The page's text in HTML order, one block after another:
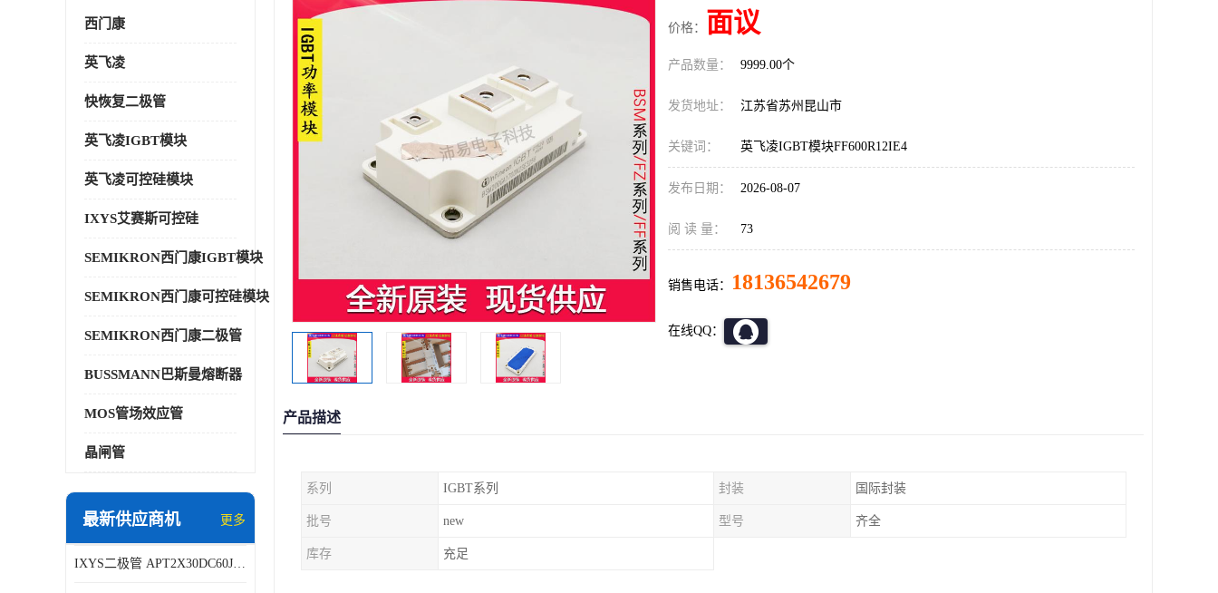
西门康
英飞凌
快恢复二极管
英飞凌IGBT模块
英飞凌可控硅模块
IXYS艾赛斯可控硅
SEMIKRON西门康IGBT模块
SEMIKRON西门康可控硅模块
SEMIKRON西门康二极管
BUSSMANN巴斯曼熔断器
MOS管场效应管
晶闸管
最新供应商机 更多
IXYS二极管 APT2X30DC60J 结构简单
价格： 面议
产品数量： 9999.00个
发货地址： 江苏省苏州昆山市
关键词： 英飞凌IGBT模块FF600R12IE4
发布日期： 2026-08-07
阅 读 量： 73
销售电话： 18136542679
在线QQ：
产品描述
系列 IGBT系列 封装 国际封装
批号 new 型号 齐全
库存 充足